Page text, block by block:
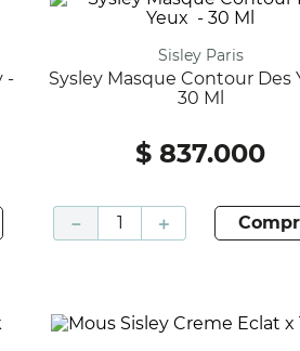
Sisley Paris
Sysley Masque Contour Des Yeux -
30 Ml
$ 837.000
＋
－